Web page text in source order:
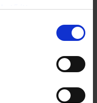
itt.
magán, azonnal